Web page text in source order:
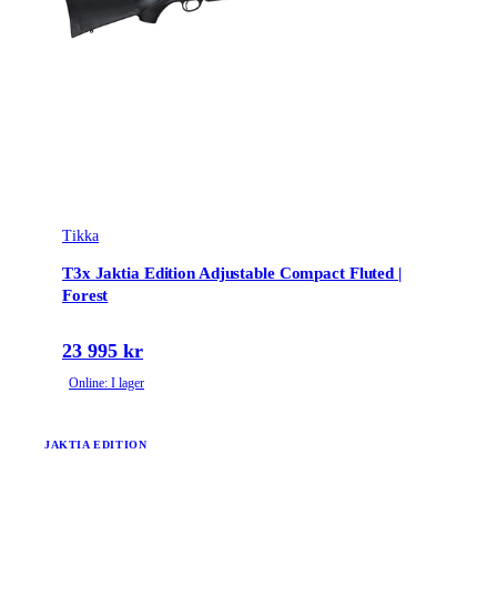
Tikka
T3x Jaktia Edition Adjustable Compact Fluted |
Forest
23 995 kr
Online: I lager
JAKTIA EDITION